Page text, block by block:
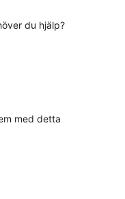
du hjälp?
med detta